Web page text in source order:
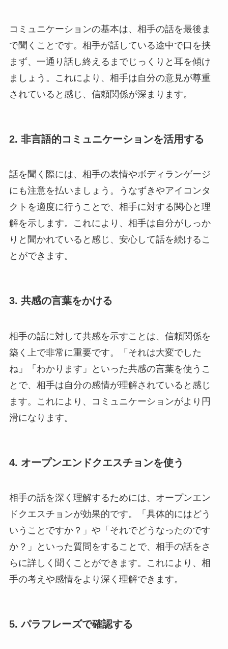
コミュニケーションの基本は、相手の話を最後ま
で聞くことです。相手が話している途中で口を挟
まず、一通り話し終えるまでじっくりと耳を傾け
ましょう。これにより、相手は自分の意見が尊重
されていると感じ、信頼関係が深まります。
2. 非言語的コミュニケーションを活用する
話を聞く際には、相手の表情やボディランゲージ
にも注意を払いましょう。うなずきやアイコンタ
クトを適度に行うことで、相手に対する関心と理
解を示します。これにより、相手は自分がしっか
りと聞かれていると感じ、安心して話を続けるこ
とができます。
3. 共感の言葉をかける
相手の話に対して共感を示すことは、信頼関係を
築く上で非常に重要です。「それは大変でした
ね」「わかります」といった共感の言葉を使うこ
とで、相手は自分の感情が理解されていると感じ
ます。これにより、コミュニケーションがより円
滑になります。
4. オープンエンドクエスチョンを使う
相手の話を深く理解するためには、オープンエン
ドクエスチョンが効果的です。「具体的にはどう
いうことですか？」や「それでどうなったのです
か？」といった質問をすることで、相手の話をさ
らに詳しく聞くことができます。これにより、相
手の考えや感情をより深く理解できます。
5. パラフレーズで確認する